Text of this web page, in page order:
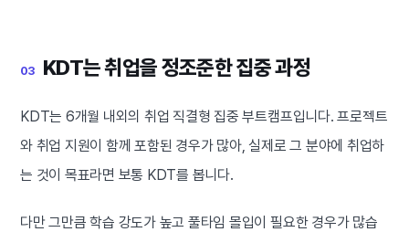
03 KDT는 취업을 정조준한 집중 과정
KDT는 6개월 내외의 취업 직결형 집중 부트캠프입니다. 프로젝트
와 취업 지원이 함께 포함된 경우가 많아, 실제로 그 분야에 취업하
는 것이 목표라면 보통 KDT를 봅니다.
다만 그만큼 학습 강도가 높고 풀타임 몰입이 필요한 경우가 많습